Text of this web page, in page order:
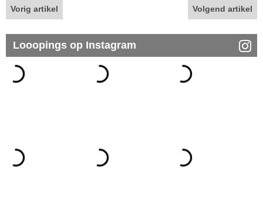
Vorig artikel Volgend artikel
Looopings op Instagram